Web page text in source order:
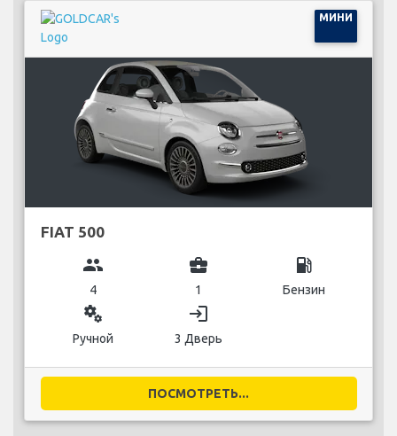
МИНИ
FIAT 500
group
4
business_center
1
local_gas_station
Бензин
miscellaneous_services
Ручной
login
3 Дверь
ПОСМОТРЕТЬ...